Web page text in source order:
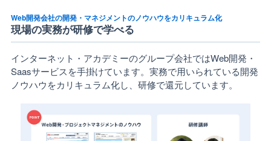
Web開発会社の開発・マネジメントのノウハウをカリキュラム化
現場の実務が研修で学べる
インターネット・アカデミーのグループ会社ではWeb開発・
Saasサービスを手掛けています。実務で用いられている開発
ノウハウをカリキュラム化し、研修で還元しています。